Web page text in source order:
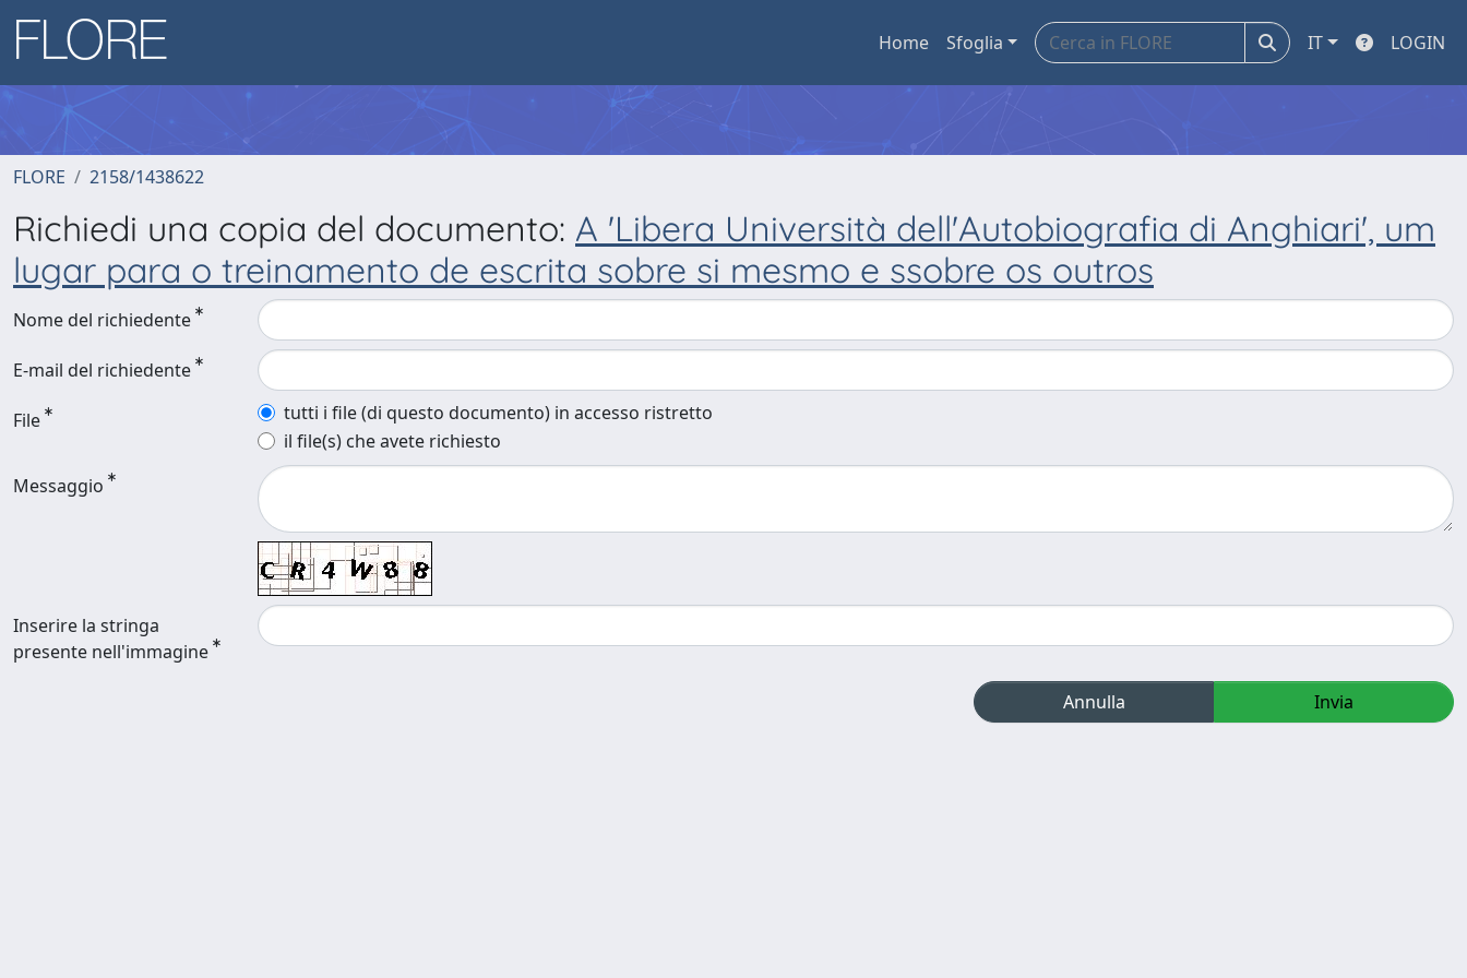
Home Sfoglia IT LOGIN
FLORE 2158/1438622
Richiedi una copia del documento: A 'Libera Università dell'Autobiografia di Anghiari', um
lugar para o treinamento de escrita sobre si mesmo e ssobre os outros
Nome del richiedente
E-mail del richiedente
File
tutti i file (di questo documento) in accesso ristretto
il file(s) che avete richiesto
Messaggio
Inserire la stringa
presente nell'immagine
Annulla Invia